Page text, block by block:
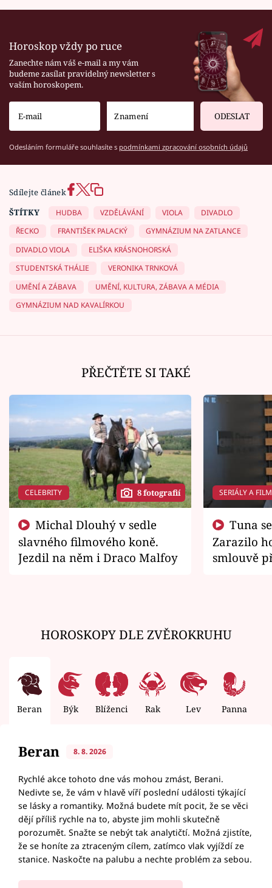
Horoskop vždy po ruce
Zanechte nám váš e-mail a my vám
budeme zasílat pravidelný newsletter s
vaším horoskopem.
ODESLAT
Odesláním formuláře souhlasíte s podmínkami zpracování osobních údajů
Sdílejte článek
ŠTÍTKY
HUDBA VZDĚLÁVÁNÍ VIOLA
DIVADLO
ŘECKO
FRANTIŠEK PALACKÝ
GYMNÁZIUM NA ZATLANCE
DIVADLO VIOLA
ELIŠKA KRÁSNOHORSKÁ
STUDENTSKÁ THÁLIE
VERONIKA TRNKOVÁ
UMĚNÍ A ZÁBAVA
UMĚNÍ, KULTURA, ZÁBAVA A MÉDIA
GYMNÁZIUM NAD KAVALÍRKOU
PŘEČTĚTE SI TAKÉ
CELEBRITY 8 fotografií
slavného filmového koně.
Jezdil na něm i Draco Malfoy
SERIÁLY A
Zarazilo
smlouvě
HOROSKOPY DLE ZVĚROKRUHU
Beran Býk Blíženci Rak Lev Panna
Beran 8. 8. 2026
Rychlé akce tohoto dne vás mohou zmást, Berani.
Nedivte se, že vám v hlavě víří poslední události týkající
se lásky a romantiky. Možná budete mít pocit, že se věci
dějí příliš rychle na to, abyste jim mohli skutečně
porozumět. Snažte se nebýt tak analytičtí. Možná zjistíte,
že se honíte za ztraceným cílem, zatímco vlak vyjíždí ze
stanice. Naskočte na palubu a nechte problém za sebou.